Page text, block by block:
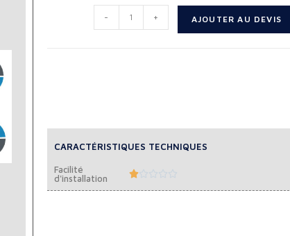
- + AJOUTER AU DEVIS
CARACTÉRISTIQUES TECHNIQUES
Facilité
d'installation
